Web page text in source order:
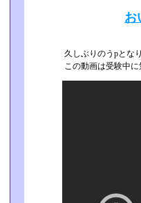
お
久しぶりのうpとな
この動画は受験中